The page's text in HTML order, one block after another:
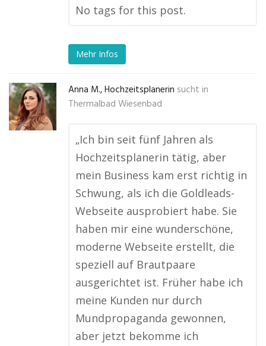
No tags for this post.
Mehr Infos
Anna M., Hochzeitsplanerin sucht in
Thermalbad Wiesenbad
„Ich bin seit fünf Jahren als
Hochzeitsplanerin tätig, aber
mein Business kam erst richtig in
Schwung, als ich die Goldleads-
Webseite ausprobiert habe. Sie
haben mir eine wunderschöne,
moderne Webseite erstellt, die
speziell auf Brautpaare
ausgerichtet ist. Früher habe ich
meine Kunden nur durch
Mundpropaganda gewonnen,
aber jetzt bekomme ich